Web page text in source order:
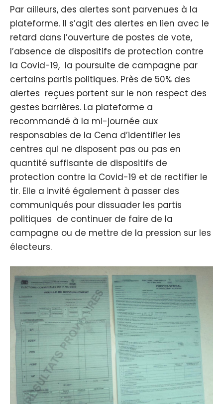
Par ailleurs, des alertes sont parvenues à la
plateforme. Il s’agit des alertes en lien avec le
retard dans l’ouverture de postes de vote,
l’absence de dispositifs de protection contre
la Covid-19, la poursuite de campagne par
certains partis politiques. Près de 50% des
alertes reçues portent sur le non respect des
gestes barrières. La plateforme a
recommandé à la mi-journée aux
responsables de la Cena d’identifier les
centres qui ne disposent pas ou pas en
quantité suffisante de dispositifs de
protection contre la Covid-19 et de rectifier le
tir. Elle a invité également à passer des
communiqués pour dissuader les partis
politiques de continuer de faire de la
campagne ou de mettre de la pression sur les
électeurs.